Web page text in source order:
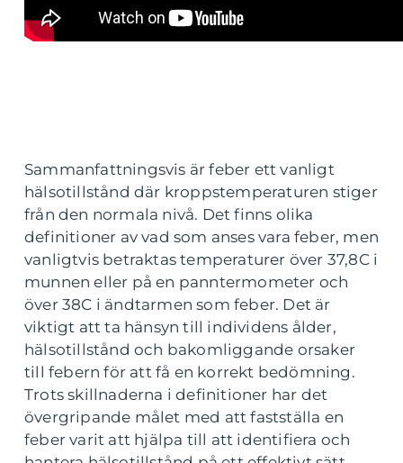
Sammanfattningsvis är feber ett vanligt
hälsotillstånd där kroppstemperaturen stiger
från den normala nivå. Det finns olika
definitioner av vad som anses vara feber, men
vanligtvis betraktas temperaturer över 37,8C i
munnen eller på en panntermometer och
över 38C i ändtarmen som feber. Det är
viktigt att ta hänsyn till individens ålder,
hälsotillstånd och bakomliggande orsaker
till febern för att få en korrekt bedömning.
Trots skillnaderna i definitioner har det
övergripande målet med att fastställa en
feber varit att hjälpa till att identifiera och